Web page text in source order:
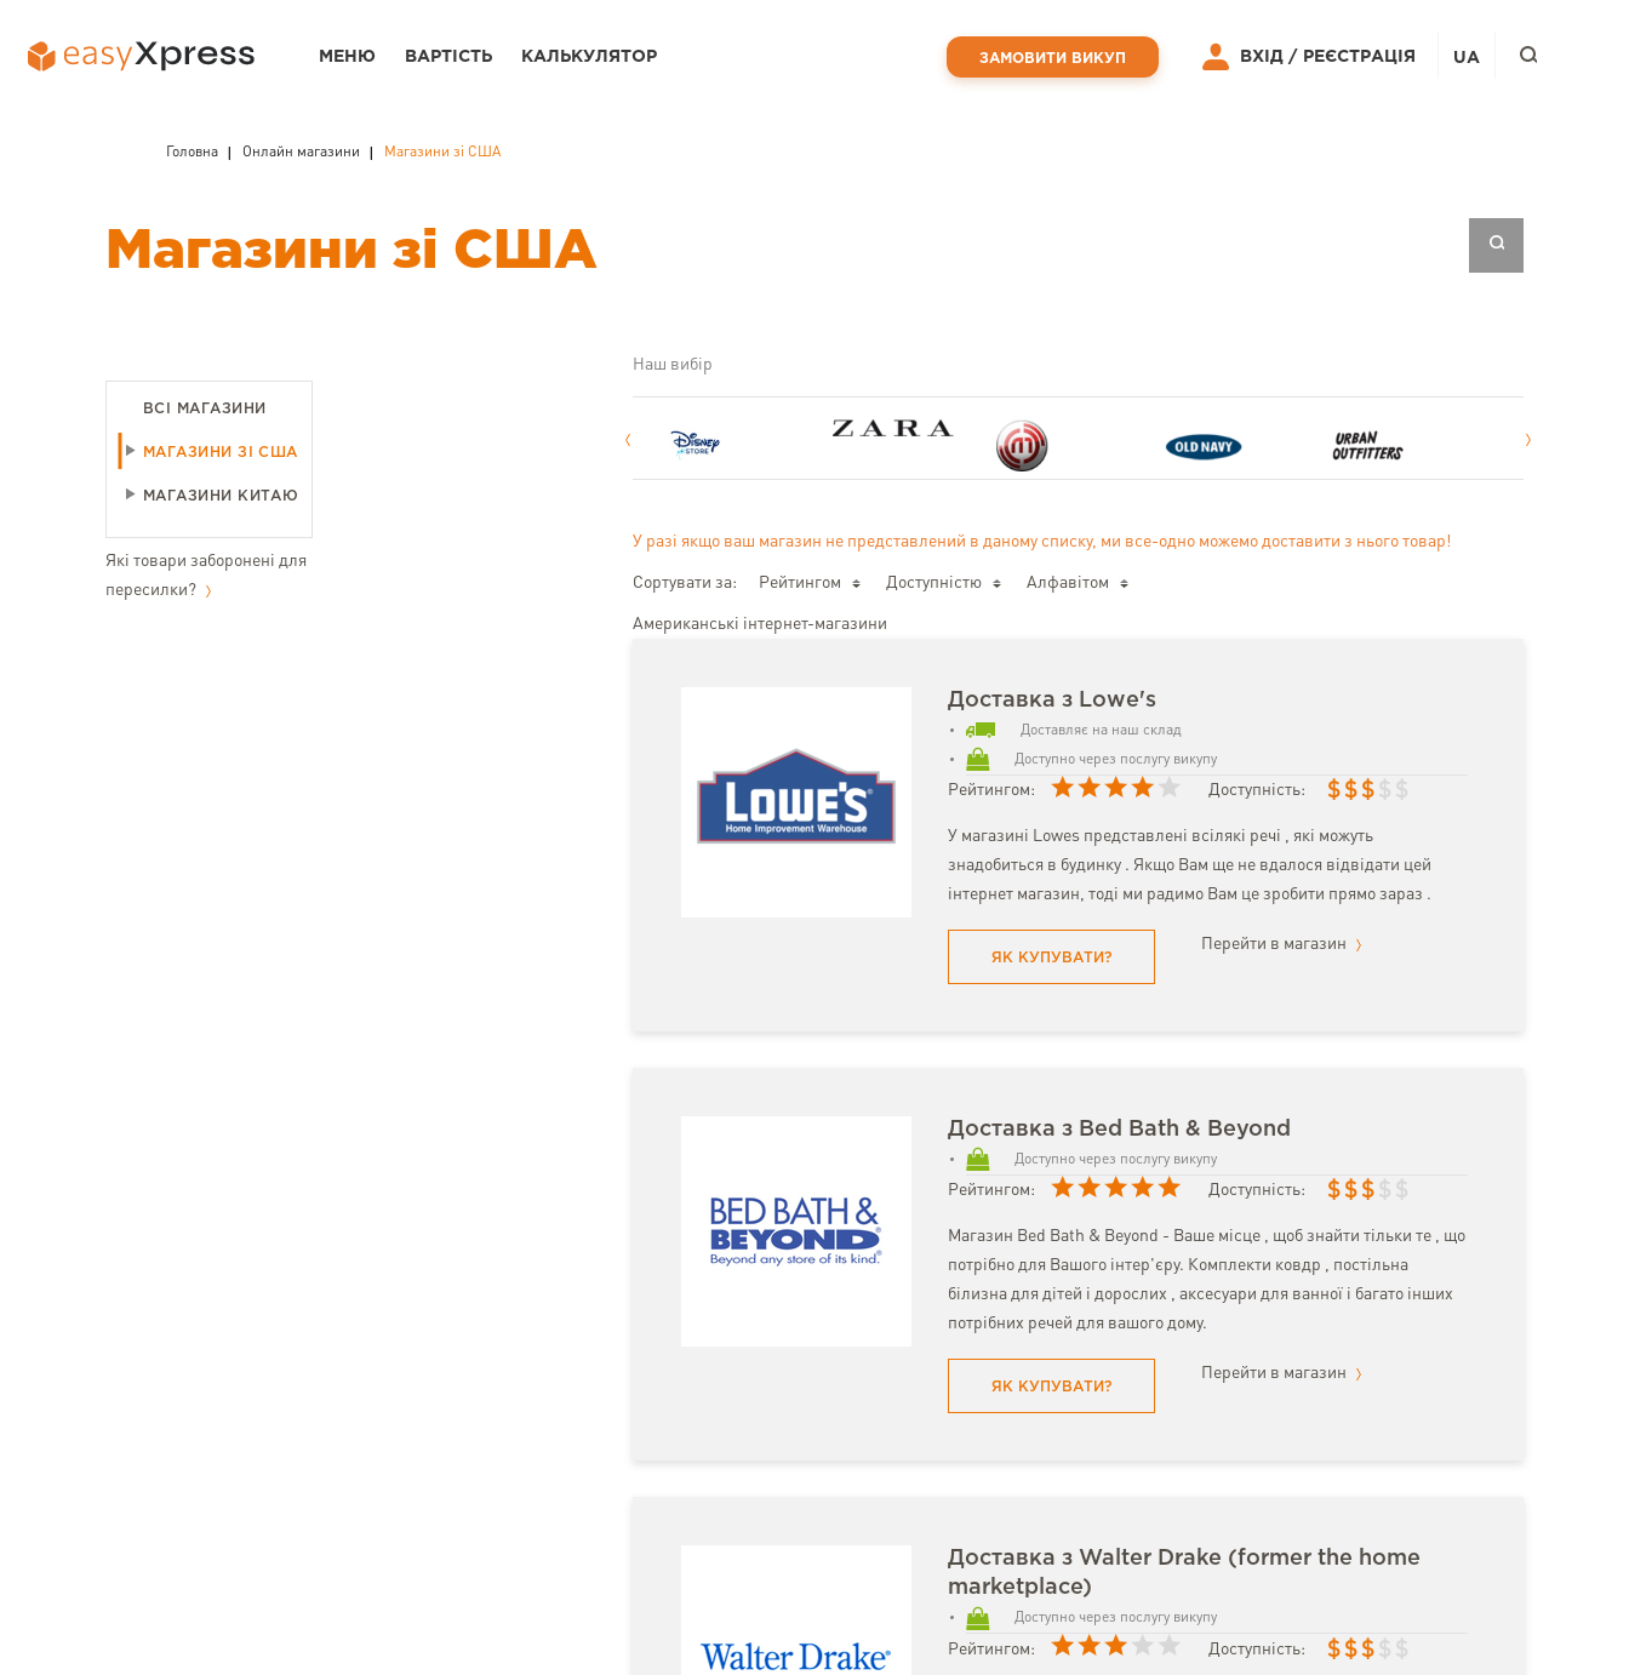
Магазини зі США
Головна Онлайн магазини Магазини зі США
ВСІ МАГАЗИНИ
МАГАЗИНИ ЗІ США
МАГАЗИНИ КИТАЮ
Які товари заборонені для
пересилки?
Наш вибір
У разі якщо ваш магазин не представлений в даному списку, ми все-одно можемо доставити з нього товар!
Сортувати за: Рейтингом Доступністю Алфавітом
Американські інтернет-магазини
Доставка з Lowe's
Доставляє на наш склад
Доступно через послугу викупу
Рейтингом: Доступність: $ $ $ $ $
У магазині Lowes представлені всілякі речі , які можуть
знадобиться в будинку . Якщо Вам ще не вдалося відвідати цей
інтернет магазин, тоді ми радимо Вам це зробити прямо зараз .
ЯК КУПУВАТИ?
Перейти в магазин
Доставка з Bed Bath & Beyond
Доступно через послугу викупу
Рейтингом: Доступність: $ $ $ $ $
Магазин Bed Bath & Beyond - Ваше місце , щоб знайти тільки те , що
потрібно для Вашого інтер'єру. Комплекти ковдр , постільна
білизна для дітей і дорослих , аксесуари для ванної і багато інших
потрібних речей для вашого дому.
ЯК КУПУВАТИ?
Перейти в магазин
Доставка з Walter Drake (former the home
marketplace)
Доступно через послугу викупу
Рейтингом: Доступність: $ $ $ $ $
МЕНЮ ВАРТІСТЬ КАЛЬКУЛЯТОР ЗАМОВИТИ ВИКУП ВХІД / РЕЄСТРАЦІЯ UA